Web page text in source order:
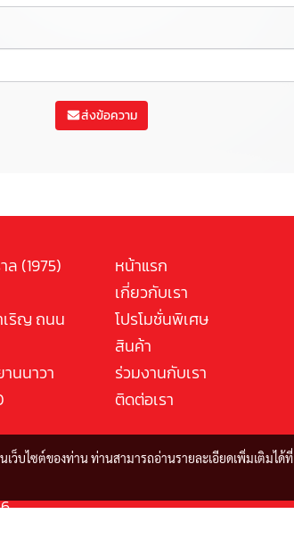
ส่งข้อความ
ล (1975)
เริญ ถนน
นนาวา
หน้าแรก
เกี่ยวกับเรา
โปรโมชั่นพิเศษ
สินค้า
ร่วมงานกับเรา
ติดต่อเรา
ว็บไซต์ของท่าน ท่านสามารถอ่านรายละเอียดเพิ่มเติมได้ที่